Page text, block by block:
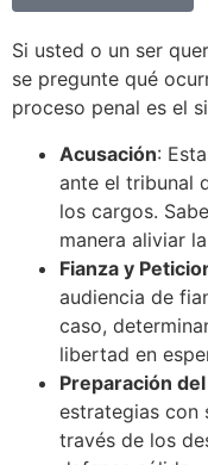
Si usted o un ser
se pregunte qué
proceso penal es el
Acusación:
ante el tribunal
los cargos.
manera aliviar
Fianza y
audiencia de
caso,
libertad en
Preparación
estrategias con
través de los